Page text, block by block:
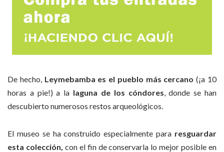
De hecho, Leymebamba es el pueblo más cercano (¡a 10
horas a pie!) a la laguna de los cóndores, donde se han
descubierto numerosos restos arqueológicos.
El museo se ha construido especialmente para resguardar
esta colección, con el fin de conservarla lo mejor posible en